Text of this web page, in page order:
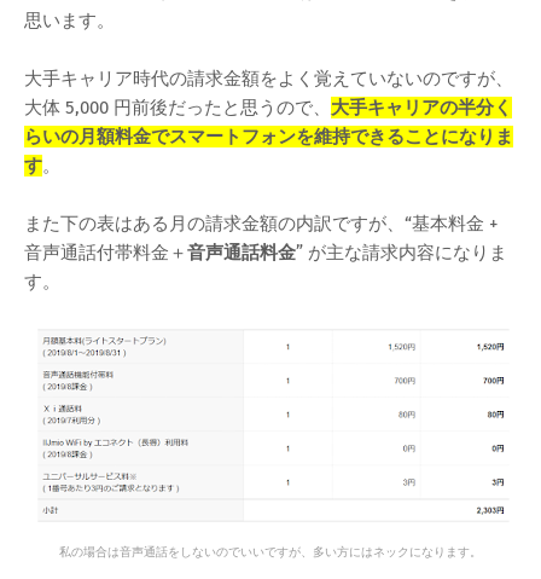
思います。
大手キャリア時代の請求金額をよく覚えていないのですが、
大体 5,000 円前後だったと思うので、 大手キャリアの半分く
らいの月額料金でスマートフォンを維持できることになりま
す。
また下の表はある月の請求金額の内訳ですが、“基本料金 +
音声通話付帯料金＋音声通話料金” が主な請求内容になりま
す。
私の場合は音声通話をしないのでいいですが、多い方にはネックになります。